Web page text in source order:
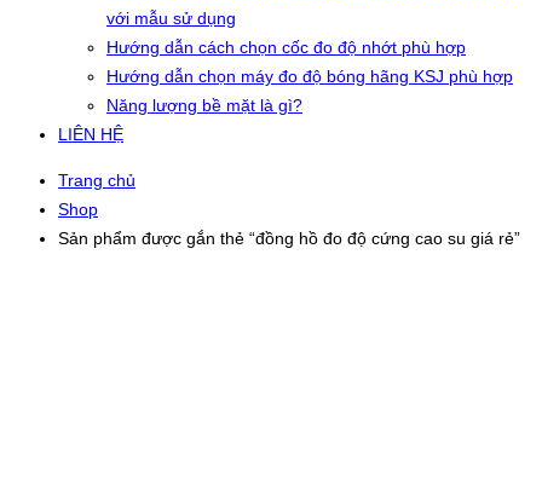
với mẫu sử dụng
Hướng dẫn cách chọn cốc đo độ nhớt phù hợp
Hướng dẫn chọn máy đo độ bóng hãng KSJ phù hợp
Năng lượng bề mặt là gì?
LIÊN HỆ
Trang chủ
Shop
Sản phẩm được gắn thẻ “đồng hồ đo độ cứng cao su giá rẻ”